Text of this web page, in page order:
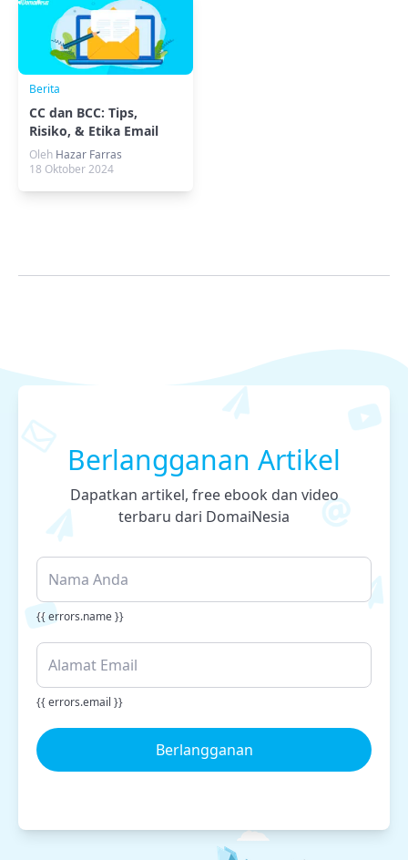
Berita
CC dan BCC: Tips,
Risiko, & Etika Email
yang Wajib Kamu Tahu
Oleh Hazar Farras
18 Oktober 2024
Berlangganan Artikel
Dapatkan artikel, free ebook dan video
terbaru dari DomaiNesia
{{ errors.name }}
{{ errors.email }}
Berlangganan